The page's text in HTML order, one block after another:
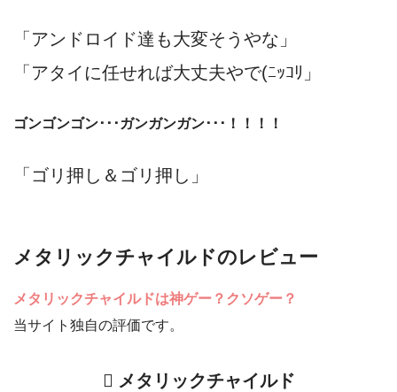
「アンドロイド達も大変そうやな」
「アタイに任せれば大丈夫やで(ﾆｯｺﾘ」
ゴンゴンゴン･･･ガンガンガン･･･！！！！
「ゴリ押し＆ゴリ押し」
メタリックチャイルドのレビュー
メタリックチャイルドは神ゲー？クソゲー？
当サイト独自の評価です。
メタリックチャイルド